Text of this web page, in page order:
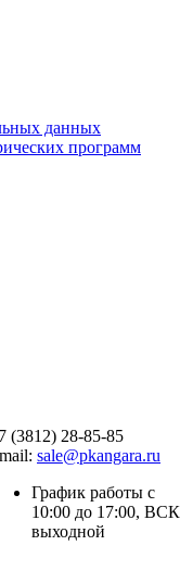
данных
программ
(3812) 28-85-85
sale@pkangara.ru
График работы с
10:00 до 17:00, ВСК
выходной